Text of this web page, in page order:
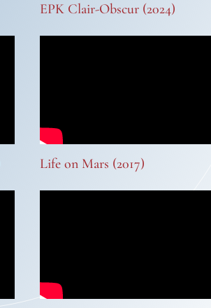
EPK Clair-Obscur (2024)
Life on Mars (2017)